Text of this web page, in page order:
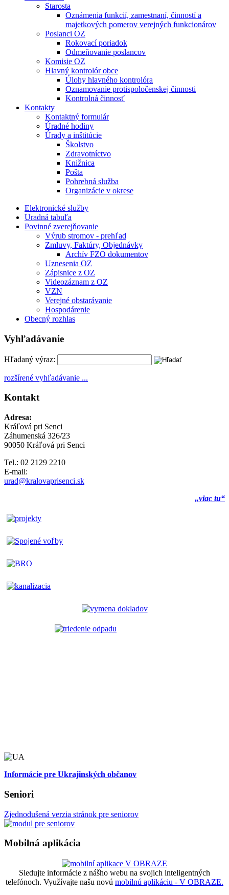
Starosta
Oznámenia funkcií, zamestnaní, činností a
majetkových pomerov verejných funkcionárov
Poslanci OZ
Rokovací poriadok
Odmeňovanie poslancov
Komisie OZ
Hlavný kontrolór obce
Úlohy hlavného kontrolóra
Oznamovanie protispoločenskej činnosti
Kontrolná činnosť
Kontakty
Kontaktný formulár
Úradné hodiny
Úrady a inštitúcie
Školstvo
Zdravotníctvo
Knižnica
Pošta
Pohrebná služba
Organizácie v okrese
Elektronické služby
Uradná tabuľa
Povinné zverejňovanie
Výrub stromov - prehľad
Zmluvy, Faktúry, Objednávky
Archív FZO dokumentov
Uznesenia OZ
Zápisnice z OZ
Videozáznam z OZ
VZN
Verejné obstarávanie
Hospodárenie
Obecný rozhlas
Vyhľadávanie
Hľadaný výraz:
rozšírené vyhľadávanie ...
Kontakt
Adresa:
Kráľová pri Senci
Záhumenská 326/23
90050 Kráľová pri Senci
Tel.: 02 2129 2210
E-mail:
urad@kralovaprisenci.sk
„viac tu“
Informácie pre Ukrajinských občanov
Seniori
Zjednodušená verzia stránok pre seniorov
Mobilná aplikácia
Sledujte informácie z nášho webu na svojich inteligentných
telefónoch. Využívajte našu novú mobilnú aplikáciu - V OBRAZE.